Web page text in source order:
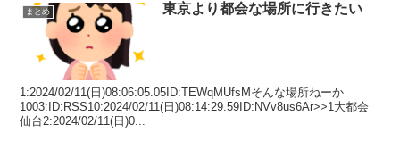
まとめ 東京より都会な場所に行きたい
1:2024/02/11(日)08:06:05.05ID:TEWqMUfsMそんな場所ねーか
1003:ID:RSS10:2024/02/11(日)08:14:29.59ID:NVv8us6Ar>>1大都会
仙台2:2024/02/11(日)0...